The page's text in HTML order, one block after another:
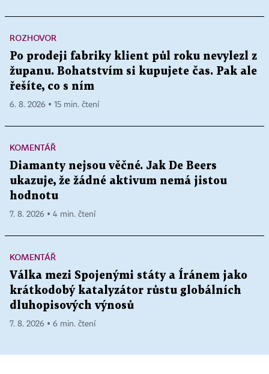
ROZHOVOR
Po prodeji fabriky klient půl roku nevylezl z
županu. Bohatstvím si kupujete čas. Pak ale
řešíte, co s ním
6. 8. 2026 ▪ 15 min. čtení
KOMENTÁŘ
Diamanty nejsou věčné. Jak De Beers
ukazuje, že žádné aktivum nemá jistou
hodnotu
7. 8. 2026 ▪ 4 min. čtení
KOMENTÁŘ
Válka mezi Spojenými státy a Íránem jako
krátkodobý katalyzátor růstu globálních
dluhopisových výnosů
7. 8. 2026 ▪ 6 min. čtení